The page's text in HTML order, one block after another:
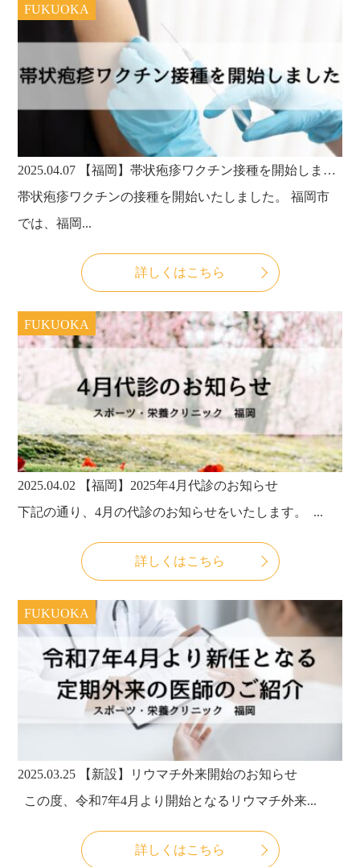
FUKUOKA
2025.04.07
【福岡】帯状疱疹ワクチン接種を開始しました
帯状疱疹ワクチンの接種を開始いたしました。 福岡市
では、福岡...
詳しくはこちら
FUKUOKA
2025.04.02
【福岡】2025年4月代診のお知らせ
下記の通り、4月の代診のお知らせをいたします。 ...
詳しくはこちら
FUKUOKA
2025.03.25
【新設】リウマチ外来開始のお知らせ
この度、令和7年4月より開始となるリウマチ外来...
詳しくはこちら